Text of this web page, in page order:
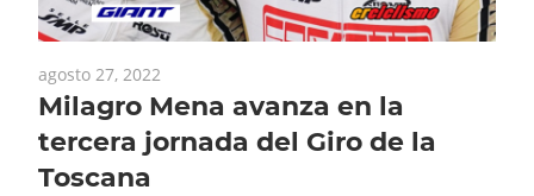
agosto 27, 2022
Milagro Mena avanza en la
tercera jornada del Giro de la
Toscana